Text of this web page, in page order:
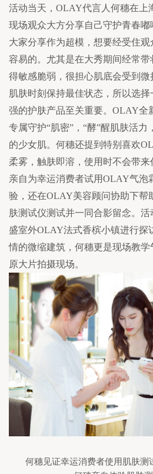
活动当天，OLAY代言人何穗在上
现场观众大方分享自己守护青春
大家分享作为超模，想要经受住
容易的。尤其是在大秀期间经常
得敏感脆弱，很担心肌底会受到
肌肤时刻保持最佳状态，所以选
强的护肤产品至关重要。OLAY全
专属守护“肌密”，“酵”醒肌肤活
的少女肌。何穗还提到特别喜欢
柔雾，触肤即溶，使用时不会带
亲自为幸运消费者试用OLAY气泡
验，还在OLAY美容顾问协助下帮
肤测试仪测试并一同合影留念。
盛室外OLAY法式香槟小镇进行探
情的微缩建筑，何穗更是现场教
原大片拍摄现场。
何穗见证幸运消费者使用肌肤测